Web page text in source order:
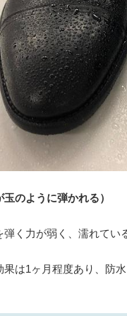
のように弾かれる）
く力が弱く、濡れてい
は1ヶ月程度あり、防